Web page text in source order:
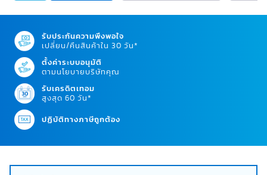
รับประกันความพึงพอใจ
เปลี่ยน/คืนสินค้าใน 30 วัน*
ตั้งค่าระบบอนุมัติ
ตามนโยบายบริษัทคุณ
รับเครดิตเทอม
สูงสุด 60 วัน*
ปฏิบัติทางภาษีถูกต้อง